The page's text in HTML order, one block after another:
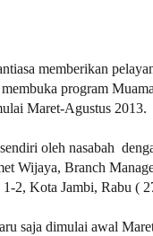
memberikan
program
Maret-Agustus 2013.
oleh nasabah
Wijaya, Branch
2, Kota Jambi, Rabu (
saja dimulai awal